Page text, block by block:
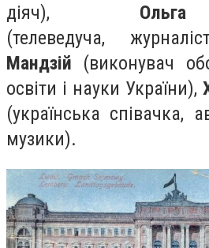
діяч),
(телеведуча,
Мандзій (виконувач
освіти і науки України),
(українська співачка,
музики).